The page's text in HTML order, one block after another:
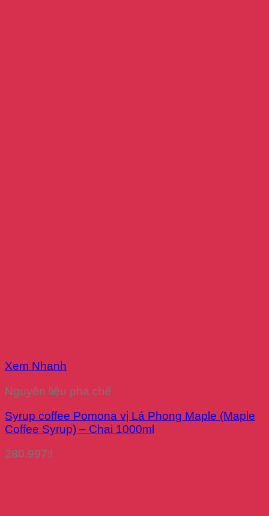
Xem Nhanh
Nguyên liệu pha chế
Syrup coffee Pomona vị Lá Phong Maple (Maple
Coffee Syrup) – Chai 1000ml
280.997₫